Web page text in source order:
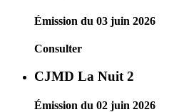
Émission du 03 juin 2026
Consulter
CJMD La Nuit 2
Émission du 02 juin 2026